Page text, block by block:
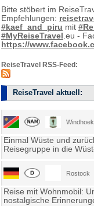
Bitte stöbert im
Empfehlungen:
#kaef_and_piru mit
#MyReiseTravel .eu -
https://
ReiseTravel RSS-Feed:
ReiseTravel aktuell:
Windhoek
Einmal Wüste und
Reisegruppe in die
Rostock
Reise mit Wohnmobil:
nostalgische